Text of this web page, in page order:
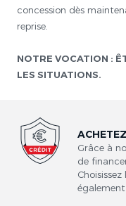
concession dès
reprise.
NOTRE VOCATION :
LES SITUATIONS.
Grâce à
de